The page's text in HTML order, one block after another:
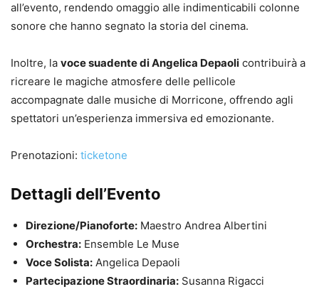
all’evento, rendendo omaggio alle indimenticabili colonne
sonore che hanno segnato la storia del cinema.
Inoltre, la voce suadente di Angelica Depaoli contribuirà a
ricreare le magiche atmosfere delle pellicole
accompagnate dalle musiche di Morricone, offrendo agli
spettatori un’esperienza immersiva ed emozionante.
Prenotazioni: ticketone
Dettagli dell’Evento
Direzione/Pianoforte: Maestro Andrea Albertini
Orchestra: Ensemble Le Muse
Voce Solista: Angelica Depaoli
Partecipazione Straordinaria: Susanna Rigacci